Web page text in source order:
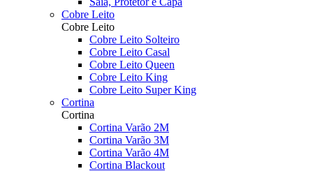
Cobre Leito
Cobre Leito
Cobre Leito Solteiro
Cobre Leito Casal
Cobre Leito Queen
Cobre Leito King
Cobre Leito Super King
Cortina
Cortina
Cortina Varão 2M
Cortina Varão 3M
Cortina Varão 4M
Cortina Blackout